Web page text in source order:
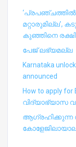
‘പ്രപഞ്ചത്തില്‍
കുഞ്ഞിനെ
പേജ് ലഭ്യമല്ല
Karnataka
announced
How to apply for
വിദ്യാഭ്യാസ
ആഗ്രഹിക്കുന്ന